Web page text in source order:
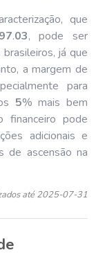
que
.03, pode ser
já que
a margem de
para
5% mais bem
financeiro pode
adicionais e
de ascensão na
até 2025-07-31